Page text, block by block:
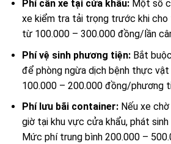
Phí cân xe tại cửa khẩu:Một số
xe kiểm tra tải trọng trước khi cho
từ 100.000 – 300.000 đồng/lần
Phí vệ sinh phương tiện:Bắt
để phòng ngừa dịch bệnh thực
100.000 – 200.000 đồng/phương
Phí lưu bãi container:Nếu xe chờ
giờ tại khu vực cửa khẩu, phát
Mức phí trung bình 200.000 –